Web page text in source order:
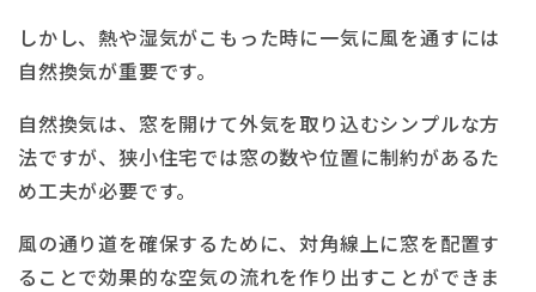
しかし、熱や湿気がこもった時に一気に風を通すには
自然換気が重要です。
自然換気は、窓を開けて外気を取り込むシンプルな方
法ですが、狭小住宅では窓の数や位置に制約があるた
め工夫が必要です。
風の通り道を確保するために、対角線上に窓を配置す
ることで効果的な空気の流れを作り出すことができま